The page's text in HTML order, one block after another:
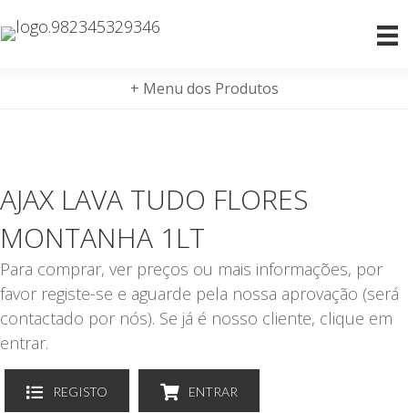
+ Menu dos Produtos
AJAX LAVA TUDO FLORES
MONTANHA 1LT
Para comprar, ver preços ou mais informações, por
favor registe-se e aguarde pela nossa aprovação (será
contactado por nós). Se já é nosso cliente, clique em
entrar.
REGISTO ENTRAR